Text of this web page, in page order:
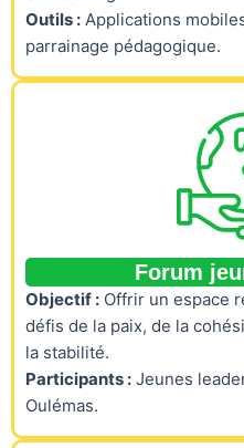
Outils : Applications
parrainage pédagogique.
Forum
Objectif : Offrir un espace
défis de la paix, de la
la stabilité.
Participants : Jeunes
Oulémas.